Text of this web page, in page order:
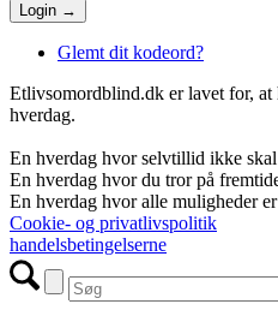
Glemt dit kodeord?
Etlivsomordblind.dk er lavet for,
hverdag.
En hverdag hvor selvtillid ikke
En hverdag hvor du tror på
En hverdag hvor alle muligheder
Cookie- og privatlivspolitik
handelsbetingelserne